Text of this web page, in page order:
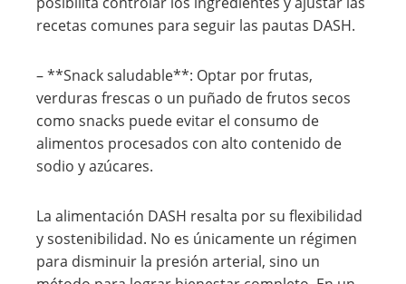
recetas comunes para seguir las pautas DASH.
– **Snack saludable**: Optar por frutas,
verduras frescas o un puñado de frutos secos
como snacks puede evitar el consumo de
alimentos procesados con alto contenido de
sodio y azúcares.
La alimentación DASH resalta por su flexibilidad
y sostenibilidad. No es únicamente un régimen
para disminuir la presión arterial, sino un